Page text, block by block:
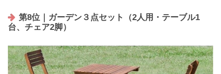
第8位｜ガーデン３点セット（2人用・テーブル1
台、チェア2脚）